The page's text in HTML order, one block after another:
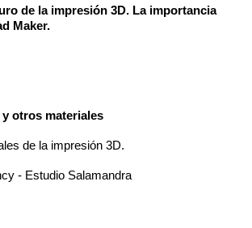
de la impresión 3D. La importancia
Maker.
otros materiales
de la impresión 3D.
- Estudio Salamandra